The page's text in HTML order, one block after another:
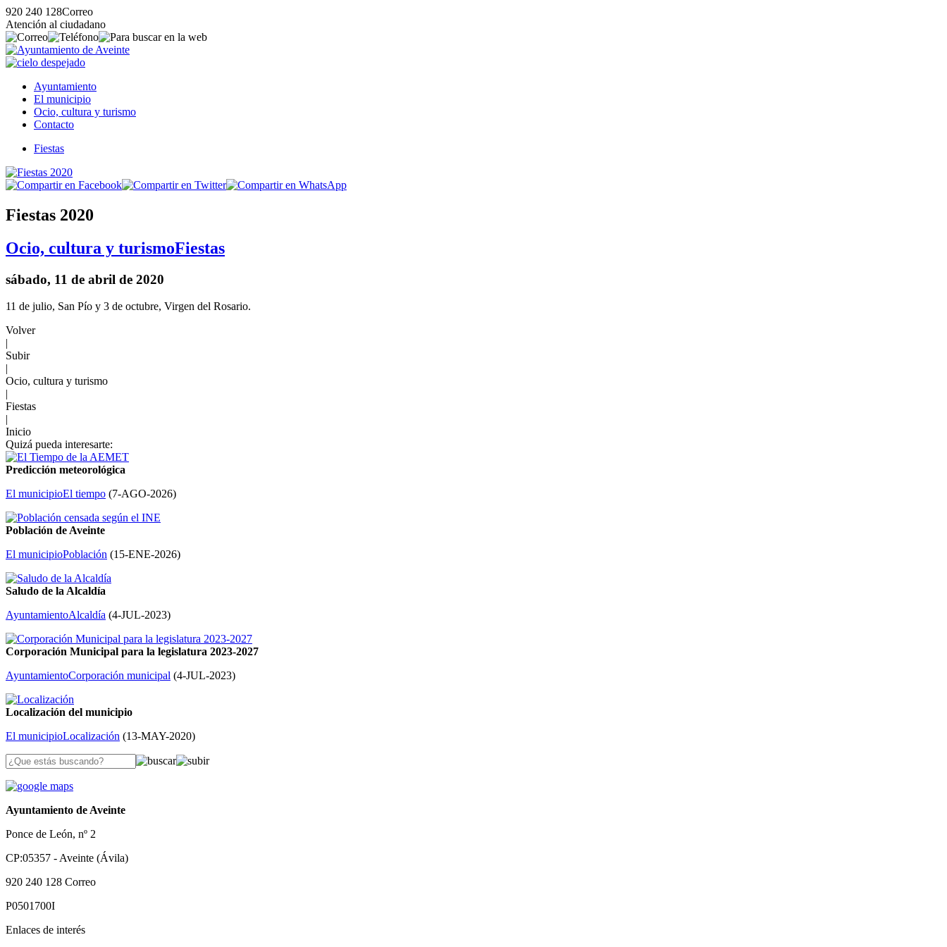
920 240 128Correo
Atención al ciudadano
Ayuntamiento
El municipio
Ocio, cultura y turismo
Contacto
Fiestas
Fiestas 2020
Ocio, cultura y turismoFiestas
sábado, 11 de abril de 2020
11 de julio, San Pío y 3 de octubre, Virgen del Rosario.
Volver
|
Subir
|
Ocio, cultura y turismo
|
Fiestas
|
Inicio
Quizá pueda interesarte:
Predicción meteorológica
El municipioEl tiempo (7-AGO-2026)
Población de Aveinte
El municipioPoblación (15-ENE-2026)
Saludo de la Alcaldía
AyuntamientoAlcaldía (4-JUL-2023)
Corporación Municipal para la legislatura 2023-2027
AyuntamientoCorporación municipal (4-JUL-2023)
Localización del municipio
El municipioLocalización (13-MAY-2020)
Ayuntamiento de Aveinte
Ponce de León, nº 2
CP:05357 - Aveinte (Ávila)
920 240 128 Correo
P0501700I
Enlaces de interés